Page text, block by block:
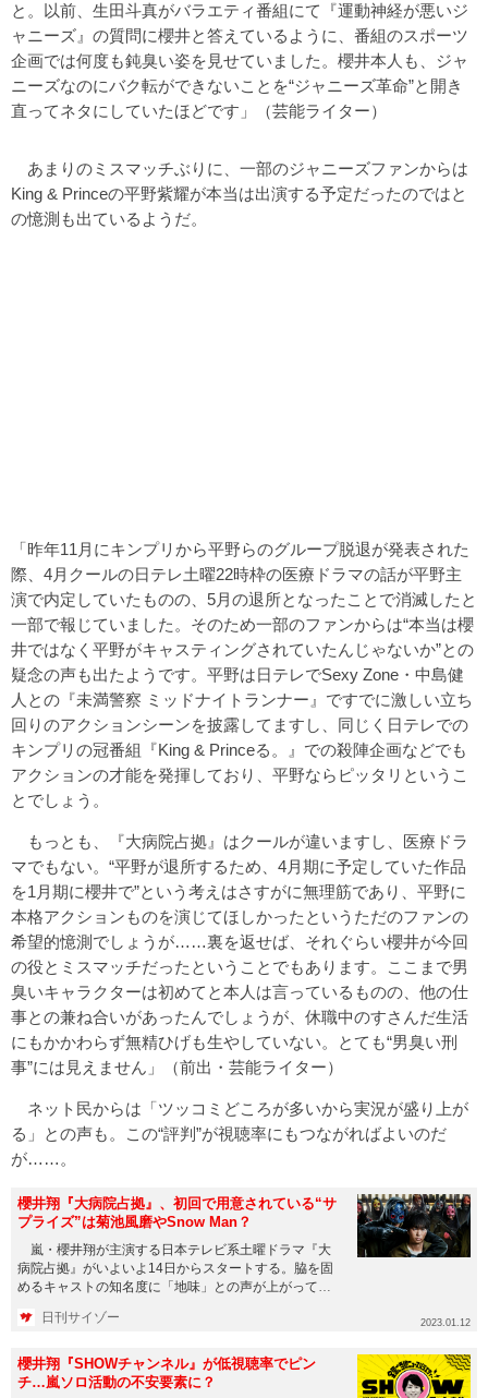
と。以前、生田斗真がバラエティ番組にて『運動神経が悪いジ
ャニーズ』の質問に櫻井と答えているように、番組のスポーツ
企画では何度も鈍臭い姿を見せていました。櫻井本人も、ジャ
ニーズなのにバク転ができないことを“ジャニーズ革命”と開き
直ってネタにしていたほどです」（芸能ライター）
あまりのミスマッチぶりに、一部のジャニーズファンからは
King & Princeの平野紫耀が本当は出演する予定だったのではと
の憶測も出ているようだ。
「昨年11月にキンプリから平野らのグループ脱退が発表された
際、4月クールの日テレ土曜22時枠の医療ドラマの話が平野主
演で内定していたものの、5月の退所となったことで消滅したと
一部で報じていました。そのため一部のファンからは“本当は櫻
井ではなく平野がキャスティングされていたんじゃないか”との
疑念の声も出たようです。平野は日テレでSexy Zone・中島健
人との『未満警察 ミッドナイトランナー』ですでに激しい立ち
回りのアクションシーンを披露してますし、同じく日テレでの
キンプリの冠番組『King & Princeる。』での殺陣企画などでも
アクションの才能を発揮しており、平野ならピッタリというこ
とでしょう。
もっとも、『大病院占拠』はクールが違いますし、医療ドラ
マでもない。“平野が退所するため、4月期に予定していた作品
を1月期に櫻井で”という考えはさすがに無理筋であり、平野に
本格アクションものを演じてほしかったというただのファンの
希望的憶測でしょうが……裏を返せば、それぐらい櫻井が今回
の役とミスマッチだったということでもあります。ここまで男
臭いキャラクターは初めてと本人は言っているものの、他の仕
事との兼ね合いがあったんでしょうが、休職中のすさんだ生活
にもかかわらず無精ひげも生やしていない。とても“男臭い刑
事”には見えません」（前出・芸能ライター）
ネット民からは「ツッコミどころが多いから実況が盛り上が
る」との声も。この“評判”が視聴率にもつながればよいのだ
が……。
櫻井翔『大病院占拠』、初回で用意されている“サ
プライズ”は菊池風磨やSnow Man？
嵐・櫻井翔が主演する日本テレビ系土曜ドラマ『大
病院占拠』がいよいよ14日からスタートする。脇を固
めるキャストの知名度に「地味」との声が上がってい
日刊サイゾー 2023.01.12
櫻井翔『SHOWチャンネル』が低視聴率でピン
チ…嵐ソロ活動の不安要素に？